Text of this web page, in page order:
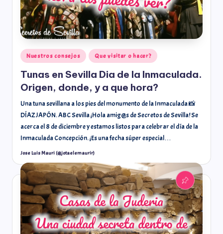
Nuestros consejos Que visitar o hacer?
Tunas en Sevilla Dia de la Inmaculada.
Origen, donde, y a que hora?
Una tuna sevillana a los pies del monumento de la Inmaculada 📸
DÍAZ JAPÓN. ABC Sevilla ¡Hola amig@s de Secretos de Sevilla! Se
acerca el 8 de diciembre y estamos listos para celebrar el día de la
Inmaculada Concepción. ¡Es una fecha súper especial…
Jose Luis Mauri (@jotaelemaurir)